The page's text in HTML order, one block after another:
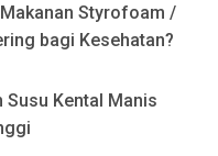
Styrofoam /
bagi Kesehatan?
Susu Kental Manis